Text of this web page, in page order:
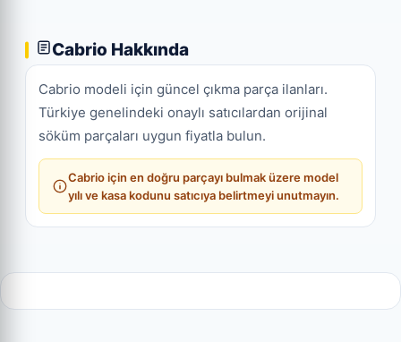
Cabrio Hakkında
Cabrio modeli için güncel çıkma parça ilanları.
Türkiye genelindeki onaylı satıcılardan orijinal
söküm parçaları uygun fiyatla bulun.
Cabrio için en doğru parçayı bulmak üzere model
yılı ve kasa kodunu satıcıya belirtmeyi unutmayın.